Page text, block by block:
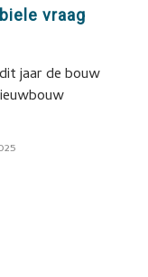
vraag
jaar de bouw